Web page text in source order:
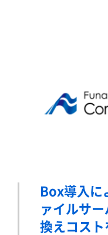
Box導入に
ァイルサ
換えコスト